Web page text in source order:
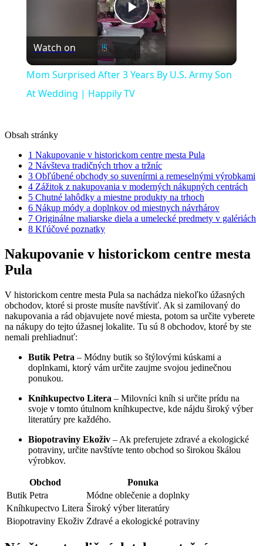
Play
Video
Watch on
Mom Surprised After 3 Years By U.S. Army Son
At Wedding | Happily TV
Obsah stránky
1 Nakupovanie v historickom centre mesta Pula
2 Návšteva tradičných trhov a tržníc
3 Obľúbené obchody so suvenírmi a remeselnými výrobkami
4 Zážitok z nakupovania v moderných nákupných centrách
5 Chutné lahôdky a miestne produkty na trhoch
6 Nákup módy a doplnkov od miestnych návrhárov
7 Originálne maliarske diela a umelecké predmety v galériách
8 Kľúčové poznatky
Nakupovanie v historickom centre mesta
Pula
V historickom centre mesta Pula sa nachádza niekoľko úžasných
obchodov, ktoré si proste musíte navštíviť. Ak si zamilovaný do
nakupovania a rád objavujete nové miesta, potom sa určite vyberete
na nákupy do tejto úžasnej lokalite. Tu sú 8 obchodov, ktoré by ste
nemali prehliadnuť:
Butik Petra – Módny butik so štýlovými kúskami a
doplnkami, ktorý vám určite zaujme svojou jedinečnou
ponukou.
Kníhkupectvo Litera – Milovníci kníh si určite prídu na
svoje v tomto útulnom kníhkupectve, kde nájdu široký výber
literatúry pre každého.
Biopotraviny Ekoživ – Ak preferujete zdravé a ekologické
potraviny, určite navštívte tento obchod so širokou škálou
výrobkov.
Obchod
Ponuka
Butik Petra
Módne oblečenie a doplnky
Kníhkupectvo Litera Široký výber literatúry
Biopotraviny Ekoživ Zdravé a ekologické potraviny